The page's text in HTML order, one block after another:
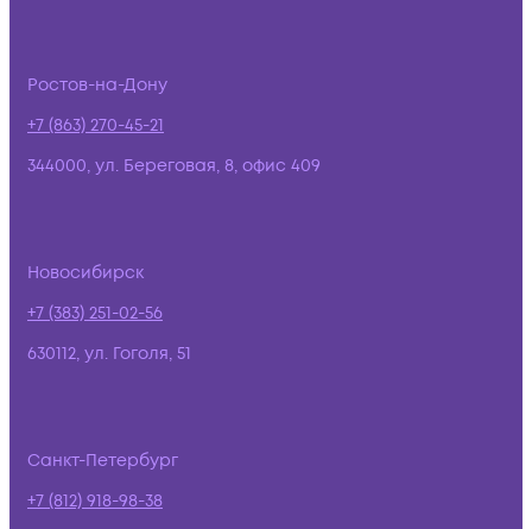
Ростов-на-Дону
+7 (863) 270-45-21
344000, ул. Береговая, 8, офис 409
Новосибирск
+7 (383) 251-02-56
630112, ул. Гоголя, 51
Санкт-Петербург
+7 (812) 918-98-38